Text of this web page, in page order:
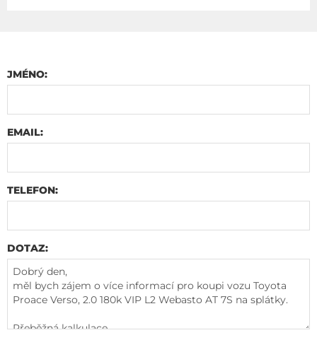
JMÉNO:
EMAIL:
TELEFON:
DOTAZ: